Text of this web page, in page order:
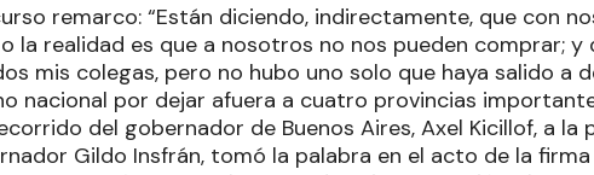
remarco: “Están diciendo, indirectamente, que con
la realidad es que a nosotros no nos pueden comprar; y
mis colegas, pero no hubo uno solo que haya salido a
nacional por dejar afuera a cuatro provincias
del gobernador de Buenos Aires, Axel Kicillof, a la
Gildo Insfrán, tomó la palabra en el acto de la